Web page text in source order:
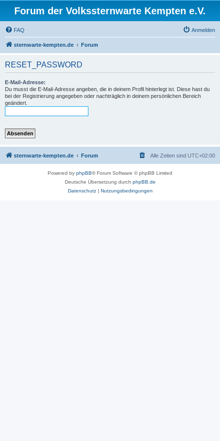
Forum der Volkssternwarte Kempten e.V.
FAQ Anmelden
sternwarte-kempten.de Forum
RESET_PASSWORD
E-Mail-Adresse:
Du musst die E-Mail-Adresse angeben, die in deinem Profil hinterlegt ist. Diese hast du
bei der Registrierung angegeben oder nachträglich in deinem persönlichen Bereich
geändert.
sternwarte-kempten.de Forum Alle Zeiten sind UTC+02:00
Powered by phpBB® Forum Software © phpBB Limited
Deutsche Übersetzung durch phpBB.de
Datenschutz| Nutzungsbedingungen